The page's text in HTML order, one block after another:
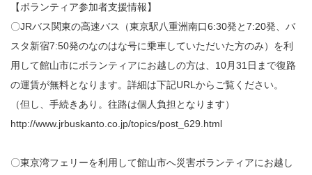
【ボランティア参加者支援情報】
〇JRバス関東の高速バス（東京駅八重洲南口6:30発と7:20発、バ
スタ新宿7:50発のなのはな号に乗車していただいた方のみ）を利
用して館山市にボランティアにお越しの方は、10月31日まで復路
の運賃が無料となります。詳細は下記URLからご覧ください。
（但し、手続きあり。往路は個人負担となります）
http://www.jrbuskanto.co.jp/topics/post_629.html
〇東京湾フェリーを利用して館山市へ災害ボランティアにお越し